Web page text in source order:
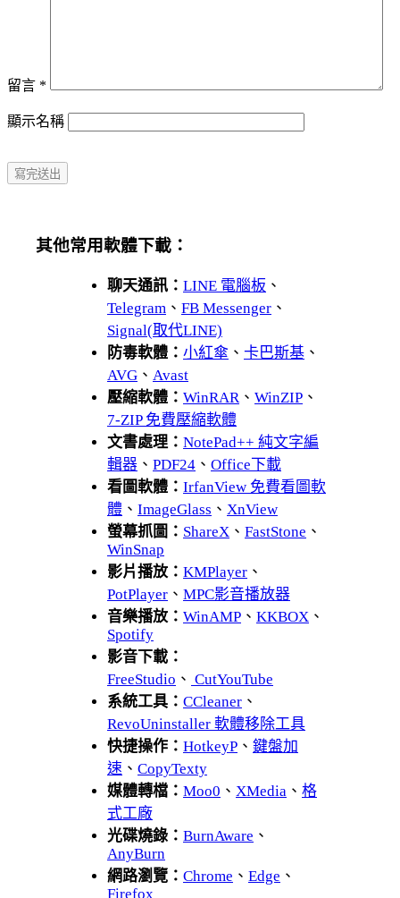
留言 *
顯示名稱
其他常用軟體下載：
聊天通訊： LINE 電腦板 、
Telegram 、 FB Messenger 、
Signal(取代LINE)
防毒軟體： 小紅傘 、 卡巴斯基 、
AVG 、 Avast
壓縮軟體： WinRAR、 WinZIP 、
7-ZIP 免費壓縮軟體
文書處理： NotePad++ 純文字編
輯器 、 PDF24 、 Office下載
看圖軟體： IrfanView 免費看圖軟
體 、 ImageGlass 、 XnView
螢幕抓圖： ShareX 、 FastStone 、
WinSnap
影片播放： KMPlayer 、
PotPlayer 、 MPC影音播放器
音樂播放： WinAMP 、 KKBOX 、
Spotify
影音下載：
FreeStudio 、 CutYouTube
系統工具： CCleaner 、
RevoUninstaller 軟體移除工具
快捷操作： HotkeyP 、 鍵盤加
速 、 CopyTexty
媒體轉檔： Moo0 、 XMedia 、 格
式工廠
光碟燒錄： BurnAware 、
AnyBurn
網路瀏覽： Chrome 、 Edge 、
Firefox